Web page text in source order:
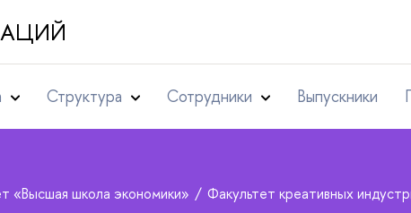
Структура Сотрудники Выпускники
«Высшая школа экономики» Факультет креативных